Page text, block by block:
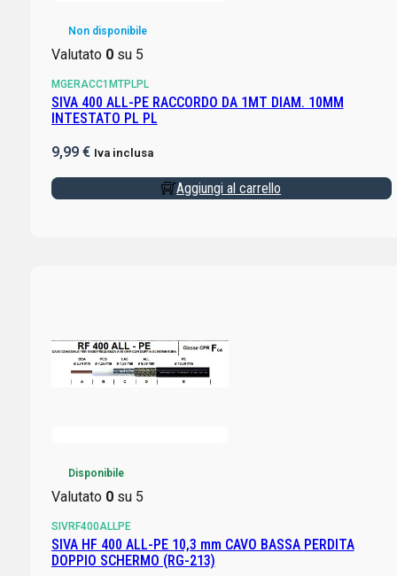
Non disponibile
Valutato 0su 5
MGERACC1MTPLPL
SIVA 400 ALL-PE RACCORDO DA 1MT DIAM. 10MM
INTESTATO PL PL
9,99 € Iva inclusa
Aggiungi al carrello
Disponibile
Valutato 0su 5
SIVRF400ALLPE
SIVA HF 400 ALL-PE 10,3 mm CAVO BASSA PERDITA
DOPPIO SCHERMO (RG-213)